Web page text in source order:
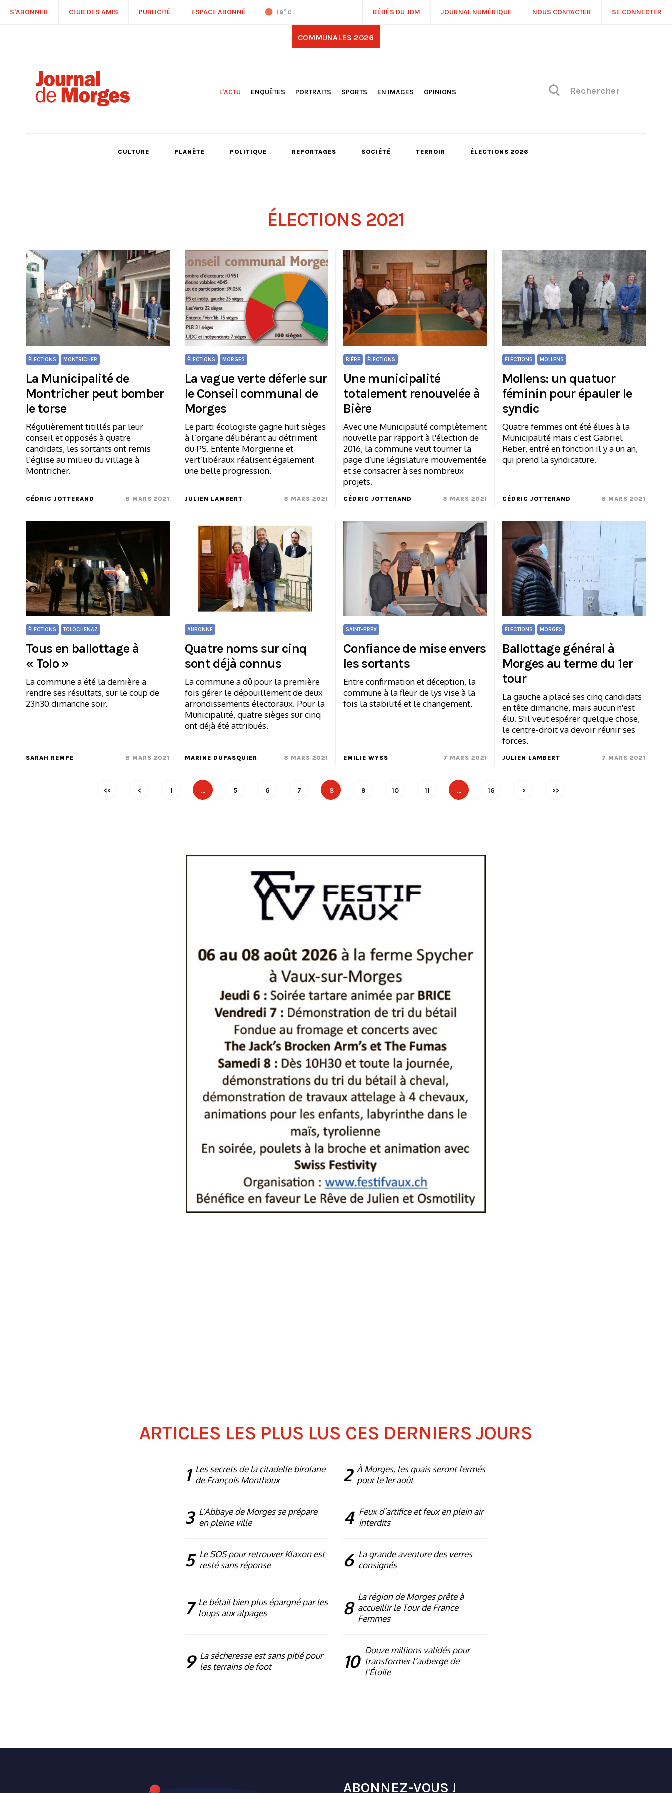
S'ABONNER CLUB DES AMIS PUBLICITÉ ESPACE ABONNÉ 19°C BÉBÉS DU JDM JOURNAL NUMÉRIQUE NOUS CONTACTER SE CONNECTER
COMMUNALES 2026
L'ACTU
ENQUÊTES PORTRAITS
SPORTS
EN IMAGES
OPINIONS
POINTS DE VUE
CULTURE PLANÈTE POLITIQUE REPORTAGES SOCIÉTÉ TERROIR ÉLECTIONS 2026
ÉLECTIONS 2021
ÉLECTIONS MONTRICHER
La Municipalité de
Montricher peut bomber
le torse
Régulièrement titillés par leur
conseil et opposés à quatre
candidats, les sortants ont remis
l’église au milieu du village à
Montricher.
CÉDRIC JOTTERAND 8 MARS 2021
ÉLECTIONS MORGES
La vague verte déferle sur
le Conseil communal de
Morges
Le parti écologiste gagne huit sièges
à l’organe délibérant au détriment
du PS. Entente Morgienne et
vert’libéraux réalisent également
une belle progression.
JULIEN LAMBERT 8 MARS 2021
BIÈRE ÉLECTIONS
Une municipalité
totalement renouvelée à
Bière
Avec une Municipalité complètement
nouvelle par rapport à l'élection de
2016, la commune veut tourner la
page d’une législature mouvementée
et se consacrer à ses nombreux
projets.
CÉDRIC JOTTERAND 8 MARS 2021
ÉLECTIONS MOLLENS
Mollens: un quatuor
féminin pour épauler le
syndic
Quatre femmes ont été élues à la
Municipalité mais c’est Gabriel
Reber, entré en fonction il y a un an,
qui prend la syndicature.
CÉDRIC JOTTERAND 8 MARS 2021
ÉLECTIONS TOLOCHENAZ
Tous en ballottage à
« Tolo »
La commune a été la dernière a
rendre ses résultats, sur le coup de
23h30 dimanche soir.
SARAH REMPE 8 MARS 2021
AUBONNE
Quatre noms sur cinq
sont déjà connus
La commune a dû pour la première
fois gérer le dépouillement de deux
arrondissements électoraux. Pour la
Municipalité, quatre sièges sur cinq
ont déjà été attribués.
MARINE DUPASQUIER 8 MARS 2021
SAINT-PREX
Confiance de mise envers
les sortants
Entre confirmation et déception, la
commune à la fleur de lys vise à la
fois la stabilité et le changement.
EMILIE WYSS 7 MARS 2021
ÉLECTIONS MORGES
Ballottage général à
Morges au terme du 1er
tour
La gauche a placé ses cinq candidats
en tête dimanche, mais aucun n'est
élu. S'il veut espérer quelque chose,
le centre-droit va devoir réunir ses
forces.
JULIEN LAMBERT 7 MARS 2021
<< < 1 … 5 6 7 8 9 10 11 … 16 > >>
ARTICLES LES PLUS LUS CES DERNIERS JOURS
1 Les secrets de la citadelle birolane
de François Monthoux
2 À Morges, les quais seront fermés
pour le 1er août
3 L’Abbaye de Morges se prépare
en pleine ville
4 Feux d’artifice et feux en plein air
interdits
5 Le SOS pour retrouver Klaxon est
resté sans réponse
6 La grande aventure des verres
consignés
7 Le bétail bien plus épargné par les
loups aux alpages
8
La région de Morges prête à
accueillir le Tour de France
Femmes
9 La sécheresse est sans pitié pour
les terrains de foot
10
Douze millions validés pour
transformer l’auberge de
l’Étoile
ABONNEZ-VOUS !